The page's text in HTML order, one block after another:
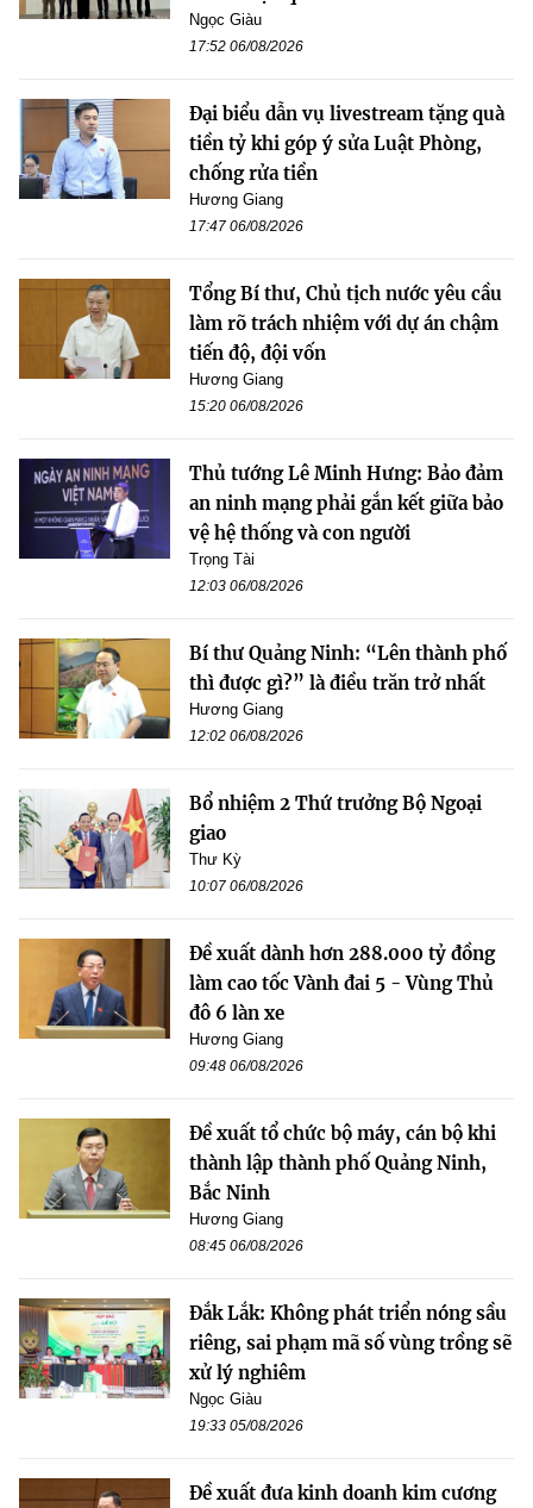
Ngọc Giàu
17:52 06/08/2026
Đại biểu dẫn vụ livestream tặng quà
tiền tỷ khi góp ý sửa Luật Phòng,
chống rửa tiền
Hương Giang
17:47 06/08/2026
Tổng Bí thư, Chủ tịch nước yêu cầu
làm rõ trách nhiệm với dự án chậm
tiến độ, đội vốn
Hương Giang
15:20 06/08/2026
Thủ tướng Lê Minh Hưng: Bảo đảm
an ninh mạng phải gắn kết giữa bảo
vệ hệ thống và con người
Trọng Tài
12:03 06/08/2026
Bí thư Quảng Ninh: “Lên thành phố
thì được gì?” là điều trăn trở nhất
Hương Giang
12:02 06/08/2026
Bổ nhiệm 2 Thứ trưởng Bộ Ngoại
giao
Thư Kỳ
10:07 06/08/2026
Đề xuất dành hơn 288.000 tỷ đồng
làm cao tốc Vành đai 5 - Vùng Thủ
đô 6 làn xe
Hương Giang
09:48 06/08/2026
Đề xuất tổ chức bộ máy, cán bộ khi
thành lập thành phố Quảng Ninh,
Bắc Ninh
Hương Giang
08:45 06/08/2026
Đắk Lắk: Không phát triển nóng sầu
riêng, sai phạm mã số vùng trồng sẽ
xử lý nghiêm
Ngọc Giàu
19:33 05/08/2026
Đề xuất đưa kinh doanh kim cương